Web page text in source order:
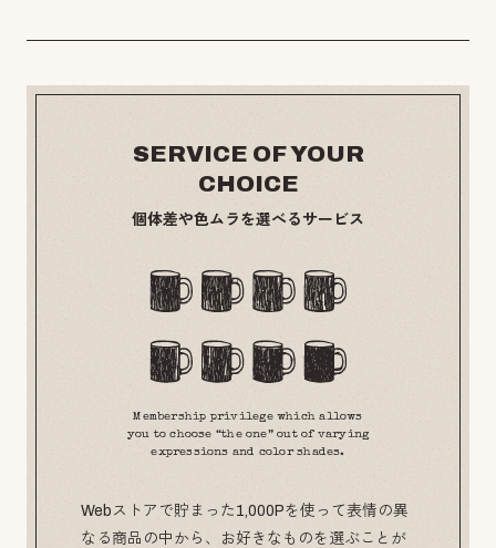
SERVICE OF YOUR
CHOICE
個体差や色ムラを選べるサービス
Membership privilege which allows
you to choose “the one” out of varying
expressions and color shades.
Webストアで貯まった1,000Pを使って表情の異
なる商品の中から、お好きなものを選ぶことが